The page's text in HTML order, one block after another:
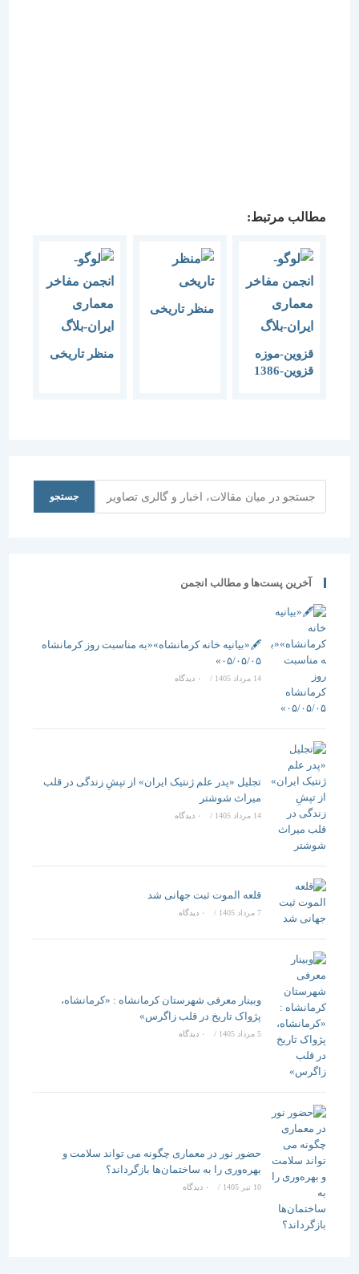
مطالب مرتبط:
قزوین-موزه
قزوین-1386
منظر تاریخی
منظر تاریخی
جستجو
آخرین پست‌ها و مطالب انجمن
🖋️«بیانیه خانه کرمانشاه»«به مناسبت روز کرمانشاه
۰۵/۰۵/۰۵»
/ ۰ دیدگاه
تجلیل «پدر علم ژنتیک ایران» از تپشِ زندگی در قلب
میراث شوشتر
14 مرداد 1405 / ۰ دیدگاه
قلعه الموت ثبت جهانی شد
/ ۰ دیدگاه
وبینار معرفی شهرستان کرمانشاه : «کرمانشاه،
پژواک تاریخ در قلب زاگرس»
5 مرداد 1405 / ۰ دیدگاه
حضور نور در معماری چگونه می تواند سلامت و
بهره‌وری را به ساختمان‌ها بازگرداند؟
/ ۰ دیدگاه